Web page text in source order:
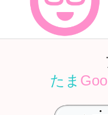
たま Goo